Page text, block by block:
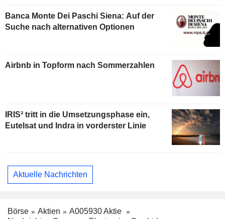
Banca Monte Dei Paschi Siena: Auf der
Suche nach alternativen Optionen
Airbnb in Topform nach Sommerzahlen
IRIS² tritt in die Umsetzungsphase ein,
Eutelsat und Indra in vorderster Linie
Aktuelle Nachrichten
Börse Aktien
A005930 Aktie